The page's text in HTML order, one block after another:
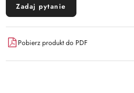
Zadaj pytanie
Pobierz produkt do PDF